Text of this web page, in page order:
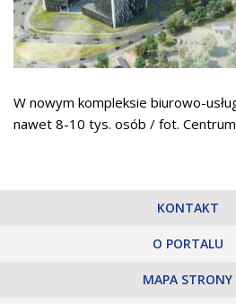
W nowym kompleksie biurowo-
nawet 8-10 tys. osób / fot.
KONTAKT
O PORTALU
MAPA STRONY